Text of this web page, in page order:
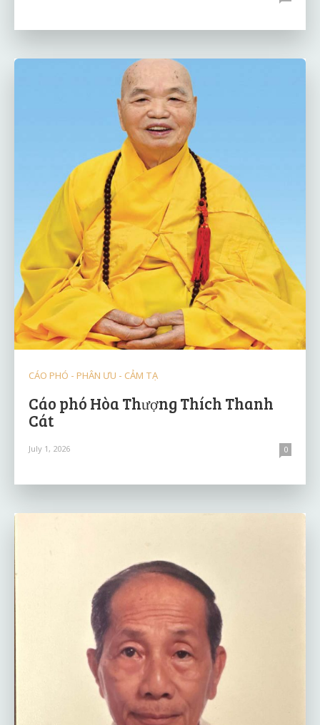
CÁO PHÓ - PHÂN ƯU - CẢM TẠ
Cáo phó Hòa Thượng Thích Thanh
Cát
July 1, 2026 0